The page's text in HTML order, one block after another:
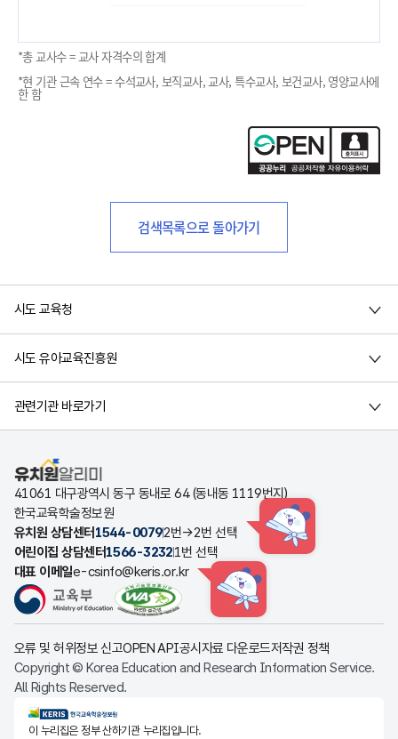
*총 교사수 = 교사 자격수의 합계
*현 기관 근속 연수 = 수석교사, 보직교사, 교사, 특수교사, 보건교사, 영양교사에
한 함
검색목록으로 돌아가기
시도 교육청
시도 유아교육진흥원
관련기관 바로가기
유치원알리미
41061 대구광역시 동구 동내로 64 (동내동 1119번지)
한국교육학술정보원
유치원 상담센터 1544-00792번→2번 선택 HINT
어린이집 상담센터1566-32321번 선택
대표 이메일e-csinfo@keris.or.kr
HINT
오류 및 허위정보 신고OPEN API공시자료 다운로드저작권 정책
Copyright © Korea Education and Research Information Service.
All Rights Reserved.
KERIS한국교육학술정보원
이 누리집은 정부 산하기관 누리집입니다.